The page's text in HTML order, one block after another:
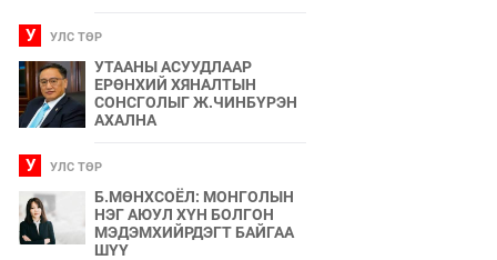
У УЛС ТӨР
УТААНЫ АСУУДЛААР
ЕРӨНХИЙ ХЯНАЛТЫН
СОНСГОЛЫГ Ж.ЧИНБҮРЭН
АХАЛНА
У УЛС ТӨР
Б.МӨНХСОЁЛ: МОНГОЛЫН
НЭГ АЮУЛ ХҮН БОЛГОН
МЭДЭМХИЙРДЭГТ БАЙГАА
ШҮҮ